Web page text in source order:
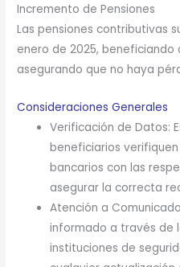
Incremento de Pensiones
Las pensiones contributivas
enero de 2025, beneficiando
asegurando que no haya
Consideraciones Generales
Verificación de Datos:
beneficiarios
bancarios con las
asegurar la correcta
Atención a
informado a través de
instituciones de